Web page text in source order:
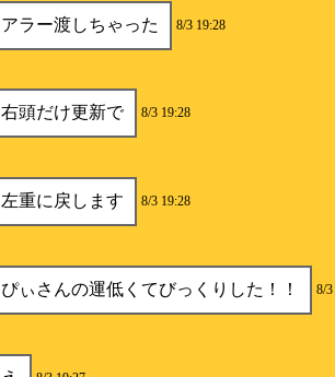
アラー渡しちゃった 8/3 19:28
右頭だけ更新で 8/3 19:28
左重に戻します 8/3 19:28
ぴぃさんの運低くてびっくりした！！ 8/